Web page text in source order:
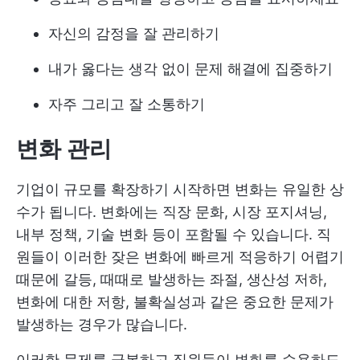
자신의 감정을 잘 관리하기
내가 옳다는 생각 없이 문제 해결에 집중하기
자주 그리고 잘 소통하기
변화 관리
기업이 규모를 확장하기 시작하면 변화는 유일한 상
수가 됩니다. 변화에는 직장 문화, 시장 포지셔닝,
내부 정책, 기술 변화 등이 포함될 수 있습니다. 직
원들이 이러한 잦은 변화에 빠르게 적응하기 어렵기
때문에 갈등, 때때로 발생하는 좌절, 생산성 저하,
변화에 대한 저항, 불확실성과 같은 중요한 문제가
발생하는 경우가 많습니다.